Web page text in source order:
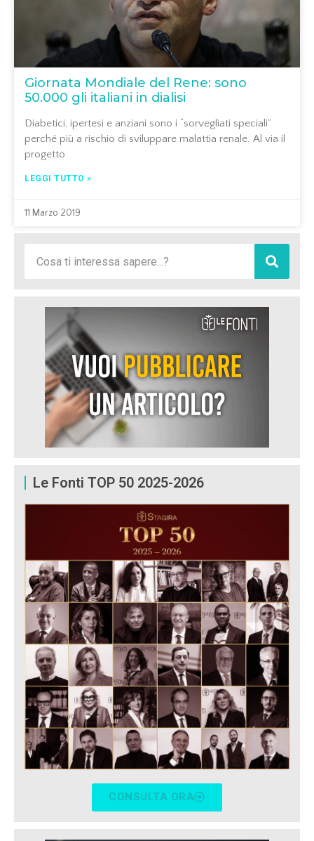
Giornata Mondiale del Rene: sono
50.000 gli italiani in dialisi
Diabetici, ipertesi e anziani sono i “sorvegliati speciali”
perché più a rischio di sviluppare malattia renale. Al via il
progetto
LEGGI TUTTO »
11 Marzo 2019
Le Fonti TOP 50 2025-2026
CONSULTA ORA